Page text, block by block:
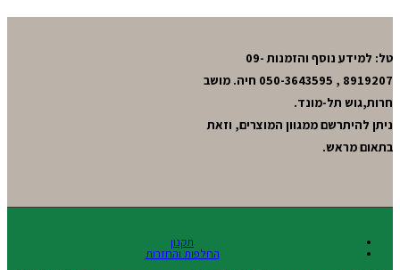
טל: למידע נוסף והזמנות 09-
8919207 , 050-3643595 חיה. מושב
חרות,גוש תל-מונד.
ניתן להיתרשם ממגוון המוצרים, וזאת
בתאום מראש.
תקנון
החלפות והחזרות